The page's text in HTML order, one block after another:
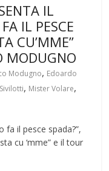
IL
IL PESCE
CU’MME”
MODUGNO
Modugno, Edoardo
, Mister Volare,
fa il pesce spada?”,
cu ‘mme” e il tour